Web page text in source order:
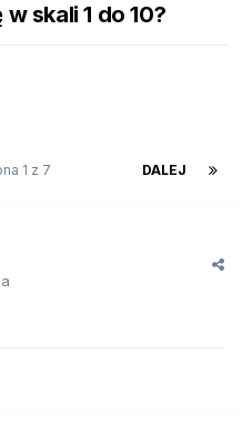
skali 1 do 10?
DALEJ
1 z 7